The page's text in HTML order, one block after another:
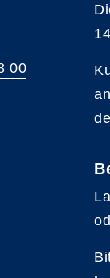
00